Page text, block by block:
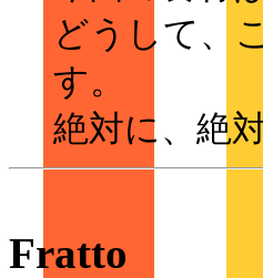
どうして、
す。
絶対に、絶
Fratto